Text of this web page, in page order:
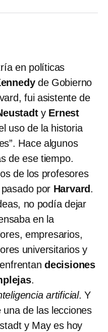
en políticas
de Gobierno
fui asistente de
y Ernest
uso de la historia
Hace algunos
de ese tiempo.
de los profesores
por Harvard .
no podía dejar
en la
empresarios,
universitarios y
decisiones
.
artificial. Y
de las lecciones
y May es hoy